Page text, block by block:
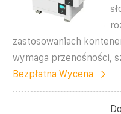
zastosowaniach
wymaga przenośności,
Bezpłatna Wycena